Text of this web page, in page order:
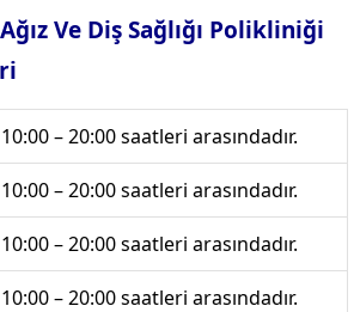
Ve Diş Sağlığı Polikliniği
10:00 – 20:00 saatleri arasındadır.
10:00 – 20:00 saatleri arasındadır.
10:00 – 20:00 saatleri arasındadır.
10:00 – 20:00 saatleri arasındadır.